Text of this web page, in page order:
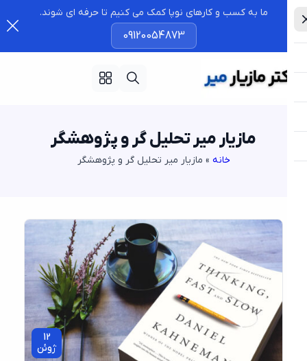
ما به کسب و کارهای نوپا کمک می کنیم تا حرفه ای شوند.
09120054873
مازیار میر تحلیل گر و پژوهشگر
»مازیار میر تحلیل گر و پژوهشگر
12
ژوئن